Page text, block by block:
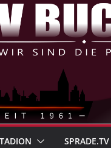
SPRADE.TV